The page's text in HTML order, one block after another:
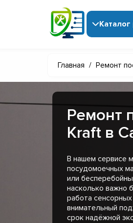
Главная / Ремонт
Ремонт
Kraft в
В нашем сервисе
посудомоечных
или
насколько важно
работа
внимательный
срок надёжной